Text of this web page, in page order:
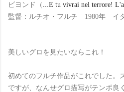
ビヨンド（ ...E tu vivrai nel terrore!
監督：ルチオ・フルチ 1980年 イ
美しいグロを見たいならこれ！
初めてのフルチ作品がこれでした。
ですが、なんせグロ描写がテンポ良